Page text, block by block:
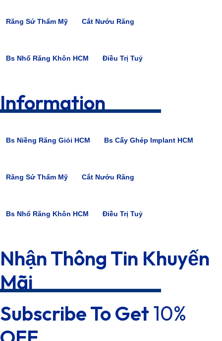
Răng Sứ Thẩm Mỹ Cắt Nướu Răng
Bs Nhổ Răng Khôn HCM Điều Trị Tuỷ
Information
Bs Niềng Răng Giỏi HCM Bs Cấy Ghép Implant HCM
Răng Sứ Thẩm Mỹ Cắt Nướu Răng
Bs Nhổ Răng Khôn HCM Điều Trị Tuỷ
Nhận Thông Tin Khuyến
Mãi
Subscribe To Get 10%